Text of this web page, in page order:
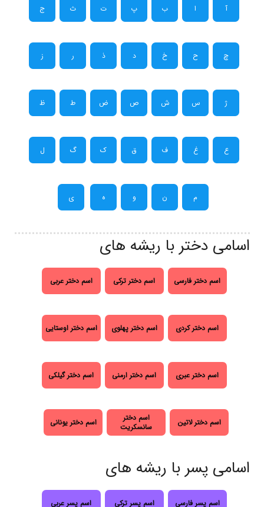
آ ا ب پ ت ث ج
چ ح خ د ذ ر ز
ژ س ش ص ض ط ظ
ع غ ف ق ک گ ل
م ن و ه ی
اسامی دختر با ریشه های
اسم دختر فارسی اسم دختر ترکی اسم دختر عربی
اسم دختر کردی اسم دختر پهلوی اسم دختر اوستایی
اسم دختر عبری اسم دختر ارمنی اسم دختر گیلکی
اسم دختر لاتین
اسم دختر
سانسکریت
اسم دختر یونانی
اسامی پسر با ریشه های
اسم پسر فارسی اسم پسر ترکی اسم پسر عربی